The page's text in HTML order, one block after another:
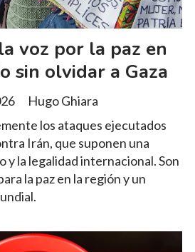
voz por la paz en
sin olvidar a Gaza
Hugo Ghiara
los ataques ejecutados
Irán, que suponen una
y la legalidad internacional. Son
la paz en la región y un